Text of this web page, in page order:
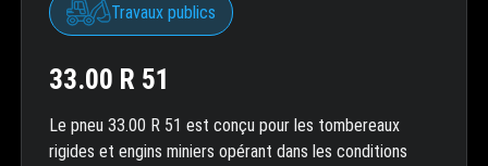
Travaux publics
33.00 R 51
Le pneu 33.00 R 51 est conçu pour les tombereaux
rigides et engins miniers opérant dans les conditions